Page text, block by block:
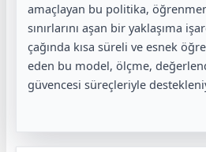
amaçlayan bu politika,
sınırlarını aşan bir yaklaşıma
çağında kısa süreli ve esnek
eden bu model, ölçme,
güvencesi süreçleriyle